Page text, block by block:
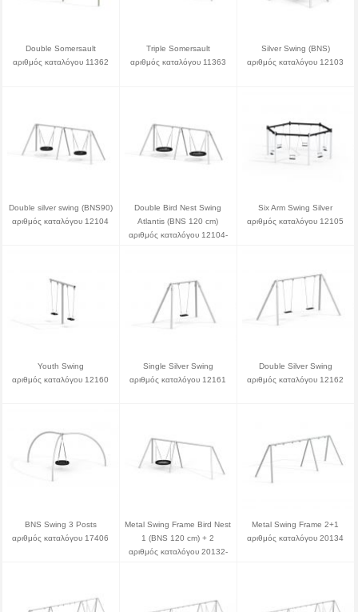
Double Somersault
αριθμός καταλόγου 11362
Triple Somersault
αριθμός καταλόγου 11363
Silver Swing (BNS)
αριθμός καταλόγου 12103
Double silver swing (BNS90)
αριθμός καταλόγου 12104
Double Bird Nest Swing
Atlantis (BNS 120 cm)
αριθμός καταλόγου 12104-
Six Arm Swing Silver
αριθμός καταλόγου 12105
Youth Swing
αριθμός καταλόγου 12160
Single Silver Swing
αριθμός καταλόγου 12161
Double Silver Swing
αριθμός καταλόγου 12162
BNS Swing 3 Posts
αριθμός καταλόγου 17406
Metal Swing Frame Bird Nest
1 (BNS 120 cm) + 2
αριθμός καταλόγου 20132-
Metal Swing Frame 2+1
αριθμός καταλόγου 20134